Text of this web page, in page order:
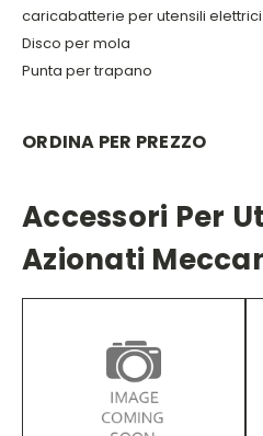
caricabatterie per utensili elettrici
Disco per mola
Punta per trapano
ORDINA PER PREZZO
Accessori Per
Azionati